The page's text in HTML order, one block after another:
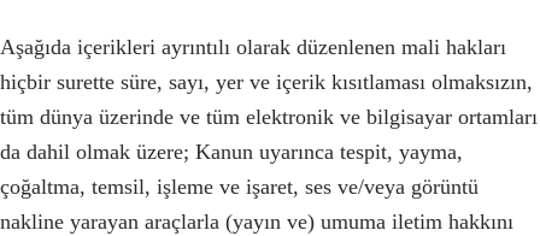
Aşağıda içerikleri ayrıntılı olarak düzenlenen mali hakları
hiçbir surette süre, sayı, yer ve içerik kısıtlaması olmaksızın,
tüm dünya üzerinde ve tüm elektronik ve bilgisayar ortamları
da dahil olmak üzere; Kanun uyarınca tespit, yayma,
çoğaltma, temsil, işleme ve işaret, ses ve/veya görüntü
nakline yarayan araçlarla (yayın ve) umuma iletim hakkını